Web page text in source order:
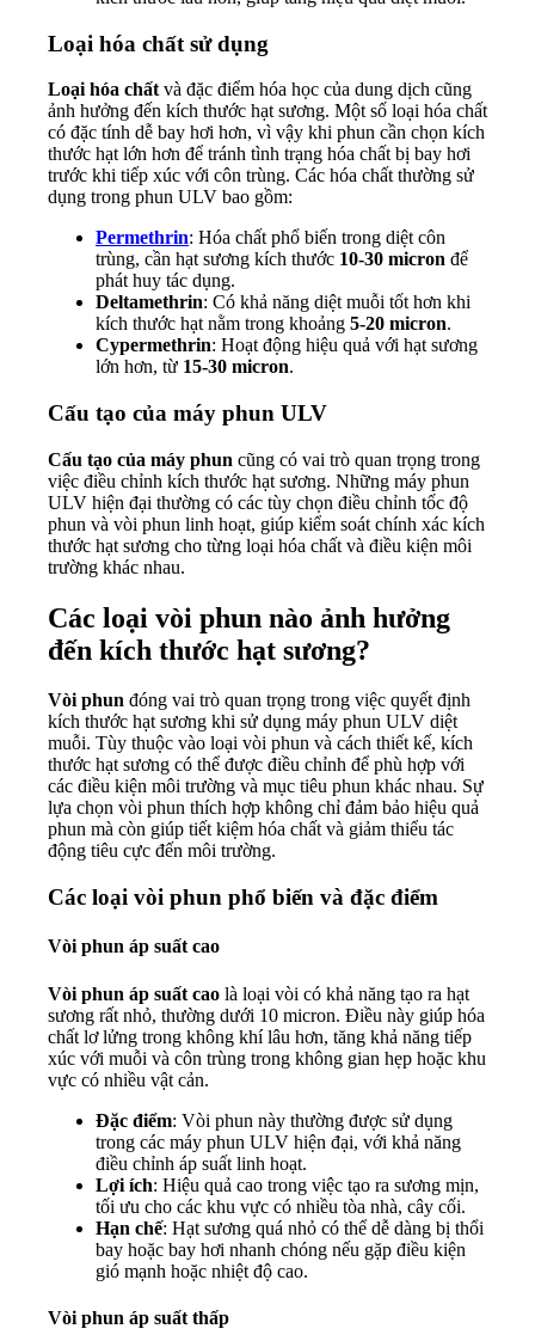
Loại hóa chất sử dụng
Loại hóa chất và đặc điểm hóa học của dung dịch cũng
ảnh hưởng đến kích thước hạt sương. Một số loại hóa chất
có đặc tính dễ bay hơi hơn, vì vậy khi phun cần chọn kích
thước hạt lớn hơn để tránh tình trạng hóa chất bị bay hơi
trước khi tiếp xúc với côn trùng. Các hóa chất thường sử
dụng trong phun ULV bao gồm:
Permethrin: Hóa chất phổ biến trong diệt côn
trùng, cần hạt sương kích thước 10-30 micron để
phát huy tác dụng.
Deltamethrin: Có khả năng diệt muỗi tốt hơn khi
kích thước hạt nằm trong khoảng 5-20 micron.
Cypermethrin: Hoạt động hiệu quả với hạt sương
lớn hơn, từ 15-30 micron.
Cấu tạo của máy phun ULV
Cấu tạo của máy phun cũng có vai trò quan trọng trong
việc điều chỉnh kích thước hạt sương. Những máy phun
ULV hiện đại thường có các tùy chọn điều chỉnh tốc độ
phun và vòi phun linh hoạt, giúp kiểm soát chính xác kích
thước hạt sương cho từng loại hóa chất và điều kiện môi
trường khác nhau.
Các loại vòi phun nào ảnh hưởng
đến kích thước hạt sương?
Vòi phun đóng vai trò quan trọng trong việc quyết định
kích thước hạt sương khi sử dụng máy phun ULV diệt
muỗi. Tùy thuộc vào loại vòi phun và cách thiết kế, kích
thước hạt sương có thể được điều chỉnh để phù hợp với
các điều kiện môi trường và mục tiêu phun khác nhau. Sự
lựa chọn vòi phun thích hợp không chỉ đảm bảo hiệu quả
phun mà còn giúp tiết kiệm hóa chất và giảm thiểu tác
động tiêu cực đến môi trường.
Các loại vòi phun phổ biến và đặc điểm
Vòi phun áp suất cao
Vòi phun áp suất cao là loại vòi có khả năng tạo ra hạt
sương rất nhỏ, thường dưới 10 micron. Điều này giúp hóa
chất lơ lửng trong không khí lâu hơn, tăng khả năng tiếp
xúc với muỗi và côn trùng trong không gian hẹp hoặc khu
vực có nhiều vật cản.
Đặc điểm: Vòi phun này thường được sử dụng
trong các máy phun ULV hiện đại, với khả năng
điều chỉnh áp suất linh hoạt.
Lợi ích: Hiệu quả cao trong việc tạo ra sương mịn,
tối ưu cho các khu vực có nhiều tòa nhà, cây cối.
Hạn chế: Hạt sương quá nhỏ có thể dễ dàng bị thổi
bay hoặc bay hơi nhanh chóng nếu gặp điều kiện
gió mạnh hoặc nhiệt độ cao.
Vòi phun áp suất thấp